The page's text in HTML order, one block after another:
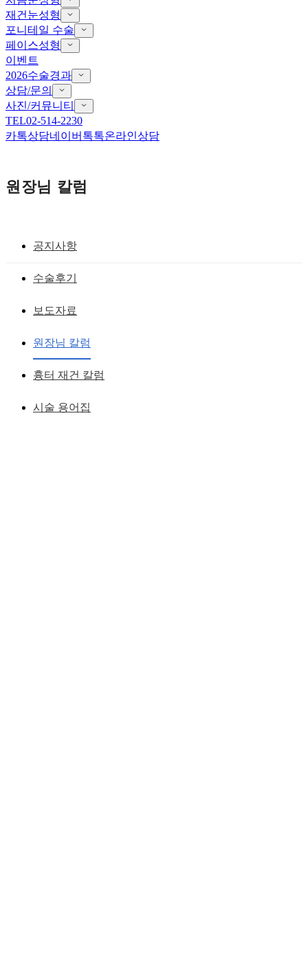
재건눈성형
포니테일 수술
페이스성형
이벤트
2026수술경과
상담/문의
사진/커뮤니티
TEL02-514-2230
카톡상담네이버톡톡온라인상담
원장님 칼럼
공지사항
수술후기
보도자료
원장님 칼럼
흉터 재건 칼럼
시술 용어집
귀족수술, 볼륨의 1mm 차이가 미인을 만
황성호 원장작성일